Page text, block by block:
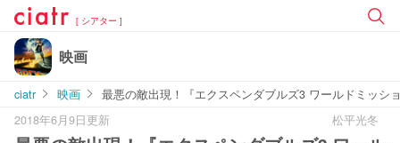
[ シアター ]
映画
ciatr 映画
最悪の敵出現！『エクスペンダブルズ3 ワールドミッシ
2018年6月9日更新
松平光冬